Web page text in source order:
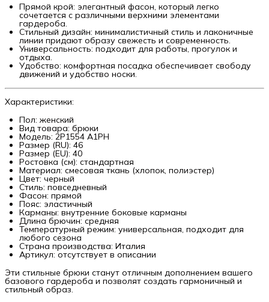
Прямой крой: элегантный фасон, который легко
сочетается с различными верхними элементами
гардероба.
Стильный дизайн: минималистичный стиль и лаконичные
линии придают образу свежесть и современность.
Универсальность: подходит для работы, прогулок и
отдыха.
Удобство: комфортная посадка обеспечивает свободу
движений и удобство носки.
Характеристики:
Пол: женский
Вид товара: брюки
Модель: 2P1554 A1PH
Размер (RU): 46
Размер (EU): 40
Ростовка (см): стандартная
Материал: смесовая ткань (хлопок, полиэстер)
Цвет: черный
Стиль: повседневный
Фасон: прямой
Пояс: эластичный
Карманы: внутренние боковые карманы
Длина брючин: средняя
Температурный режим: универсальная, подходит для
любого сезона
Страна производства: Италия
Артикул: отсутствует в описании
Эти стильные брюки станут отличным дополнением вашего
базового гардероба и позволят создать гармоничный и
стильный образ.